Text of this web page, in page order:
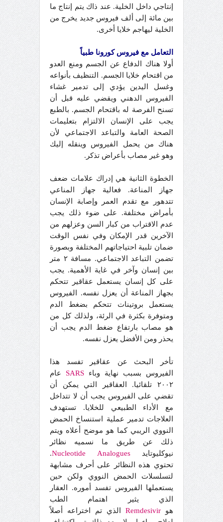
إنتاجي داخل الخلية. عند ذاك يتم إنتاج ما
بين مائة إلى ألف فيروس جديد يخرج من
الخلية ليهاجم خلايا أخرى.
التعامل مع فيروس كورونا طبياً
أولا هناك الدفاع عن الجسم ومنع العدو
من اقتحام خلايا الجسم. التنظيف بأنواعه
وغسل اليدين يؤدي إلى تدمير غشاء
الفيروس الدهني ويقضي عليه قبل أن
تسنح الفرصة له باقتحام الجسم. بالطبع
يجب على الإنسان الالتزام بتعليمات
الصحة العامة والتباعد الاجتماعي لأن
هناك من يحمل الفيروس وينقله إليك
وهو غير مصاب بأعراض تذكر.
الخطوة الثانية هي إدراك علامات ضعف
جهاز المناعة. فعالية جهاز المناعي
تتدهور مع تقدم العمر وإصابة الإنسان
بأمراض مختلفة. على ضوء ذلك يجب
عدم الاقتراب من كبار السن وعزلهم من
الآخرين قدر الإمكان وفي نفس الوقت
ضمان تلبية احتياجاتهم المختلفة وبصورة
تضمن التباعد الاجتماعي. مسافة ٢ متر
بين إنسان وآخر في غاية الأهمية. يجب
على كل إنسان يستعمل عقاقير تتحكم
بجهاز المناعة أن يعزل نفسه. الفيروس
يستعمل بروتينات تتحكم بضغط الدم
ومتوفرة بكثرة في الرئة، ولذلك كل من
هو مصاب بارتفاع ضغط الدم يجب أن
يحذر ومن الأفضل يعزل نفسه.
تأخر البحث عن عقاقير تفسد هذا
الفيروس بسبب نهاية وباء SARS عام
٢٠٠٢ تلقائيا. العقاقير التي يمكن أن
تقضي على الفيروس يجب أن لا تتداخل
مع الأداء الطبيعي للخلايا. تستهدف
العلاجات تدمير عملية استنساخ الحمض
النووي الريبي كما هو موضح أعلاه ويتم
ذلك عن طريق ما نسميه نظائر
نيوكليوتايد
Nucleotide Analogues
.
تحتوي هذه النظائر على أحرف مشابهة
لتسلسلات الحمض النووي ولكن حين
يستعملها الفيروس تفسد أموره. العقار
الذي يثير اهتمام الطب
هو Remdesivir الذي تم اختراعه أصلاً